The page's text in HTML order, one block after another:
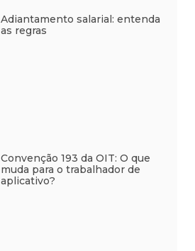
Adiantamento salarial: entenda
as regras
Convenção 193 da OIT: O que
muda para o trabalhador de
aplicativo?